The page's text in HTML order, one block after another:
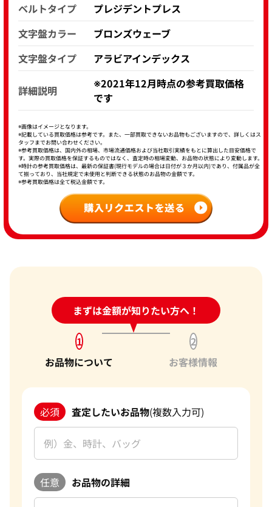
ベルトタイプ
プレジデントプレス
文字盤カラー
ブロンズウェーブ
文字盤タイプ
アラビアインデックス
詳細説明
※2021年12月時点の参考買取価格
です
※画像はイメージとなります。
※記載している買取価格は参考です。また、一部買取できないお品物もございますので、詳しくはス
タッフまでお問い合わせください。
※参考買取価格は、国内外の相場、市場流通価格および当社取引実績をもとに算出した目安価格で
す。実際の買取価格を保証するものではなく、査定時の相場変動、お品物の状態により変動します。
※時計の参考買取価格は、最新の保証書(現行モデルの場合は日付が３か月以内)であり、付属品が全
て揃っており、当社規定で未使用と判断できる状態のお品物の金額です。
※参考買取価格は全て税込金額です。
まずは金額が知りたい方へ！
24時間受付中!問い合わせフォーム
1
お品物について
2
お客様情報
必須 査定したいお品物(複数入力可)
任意 お品物の詳細